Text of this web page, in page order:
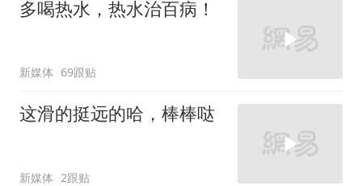
多喝热水，热水治百病！
新媒体 69跟贴
这滑的挺远的哈，棒棒哒
新媒体 2跟贴